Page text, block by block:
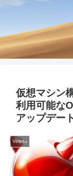
仮想マシン
利用可能な
アップデート
Veertu